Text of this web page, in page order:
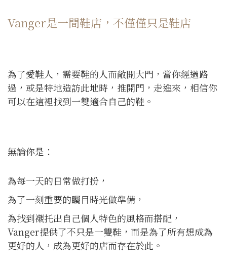
Vanger是一間鞋店，不僅僅只是鞋店
為了愛鞋人，需要鞋的人而敞開大門，當你經過路
過，或是特地造訪此地時，推開門，走進來，相信你
可以在這裡找到一雙適合自己的鞋。
無論你是：
為每一天的日常做打扮，
為了一刻重要的矚目時光做準備，
為找到襯托出自己個人特色的風格而搭配，
Vanger提供了不只是一雙鞋，而是為了所有想成為
更好的人，成為更好的店而存在於此。